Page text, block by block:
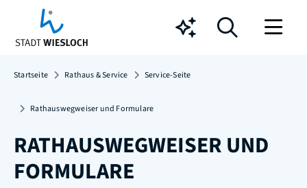
Chatbot
Startseite Rathaus & Service Service-Seite
Rathauswegweiser und Formulare
RATHAUSWEGWEISER UND
FORMULARE